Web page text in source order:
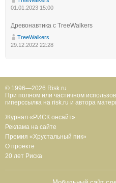
01.01.2023 15:00
Древонавтика с TreeWalkers
TreeWalkers
29.12.2022 22:28
© 1996—2026 Risk.ru
При полном или частичном
гиперссылка на risk.ru и автора
Журнал «РИСК онсайт»
Реклама на сайте
Премия «Хрустальный пик»
О проекте
20 лет Риска